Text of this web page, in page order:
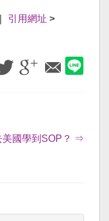
引用網址 >
美國學到SOP？ ⇒